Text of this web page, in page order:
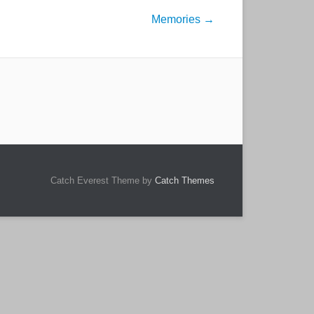
Memories →
Catch Everest Theme by Catch Themes